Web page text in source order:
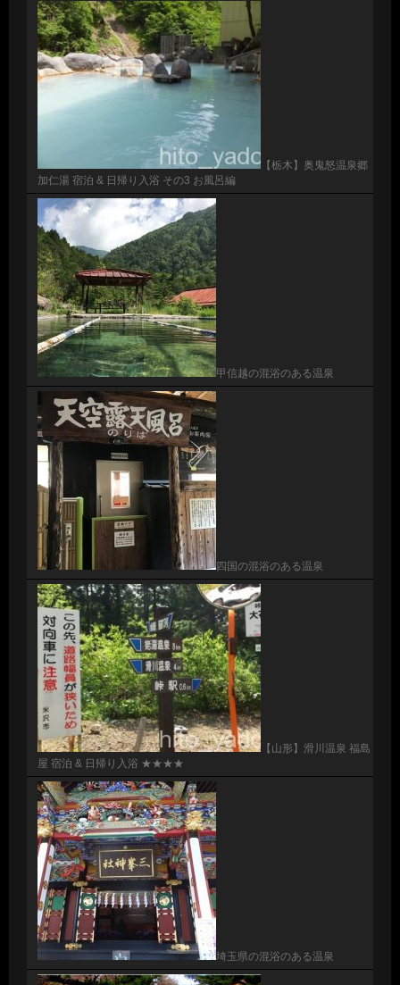
【栃木】奥鬼怒温泉郷
加仁湯 宿泊 & 日帰り入浴 その3 お風呂編
甲信越の混浴のある温泉
四国の混浴のある温泉
【山形】滑川温泉 福島
屋 宿泊 & 日帰り入浴 ★★★★
埼玉県の混浴のある温泉